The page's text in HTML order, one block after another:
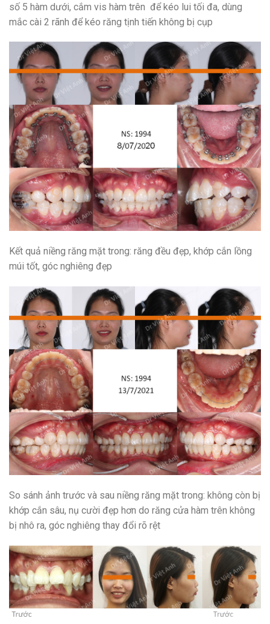
số 5 hàm dưới, cắm vis hàm trên để kéo lui tối đa, dùng
mắc cài 2 rãnh để kéo răng tịnh tiến không bị cụp
Kết quả niềng răng mặt trong: răng đều đẹp, khớp cắn lồng
múi tốt, góc nghiêng đẹp
So sánh ảnh trước và sau niềng răng mặt trong: không còn bị
khớp cắn sâu, nụ cười đẹp hơn do răng cửa hàm trên không
bị nhô ra, góc nghiêng thay đổi rõ rệt